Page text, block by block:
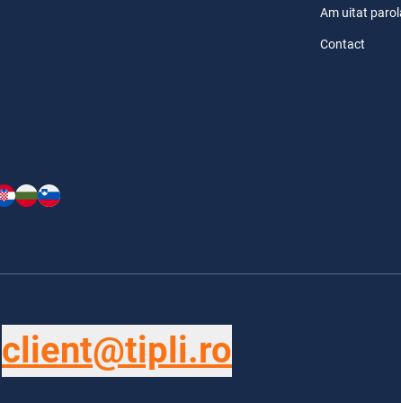
Am uitat
Contact
client@tipli.ro